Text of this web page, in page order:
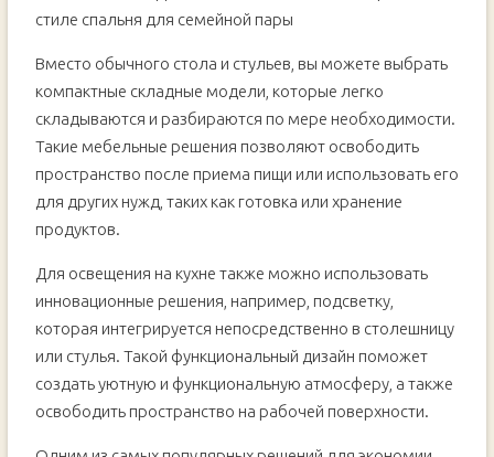
стиле спальня для семейной пары
Вместо обычного стола и стульев, вы можете выбрать
компактные складные модели, которые легко
складываются и разбираются по мере необходимости.
Такие мебельные решения позволяют освободить
пространство после приема пищи или использовать его
для других нужд, таких как готовка или хранение
продуктов.
Для освещения на кухне также можно использовать
инновационные решения, например, подсветку,
которая интегрируется непосредственно в столешницу
или стулья. Такой функциональный дизайн поможет
создать уютную и функциональную атмосферу, а также
освободить пространство на рабочей поверхности.